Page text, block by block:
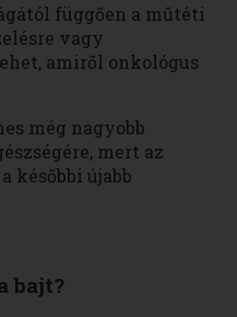
függően a műtéti
vagy
amiről onkológus
még nagyobb
mert az
későbbi újabb
bajt?